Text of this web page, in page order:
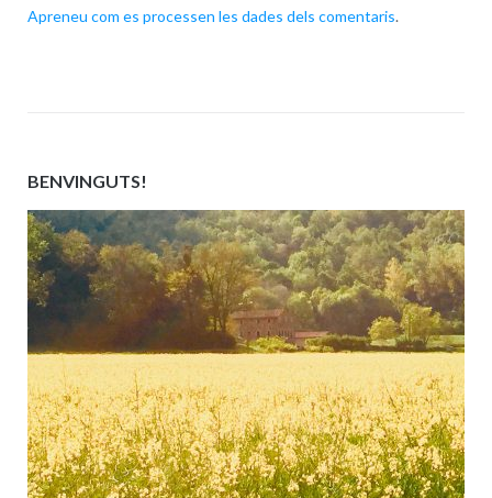
Apreneu com es processen les dades dels comentaris.
BENVINGUTS!